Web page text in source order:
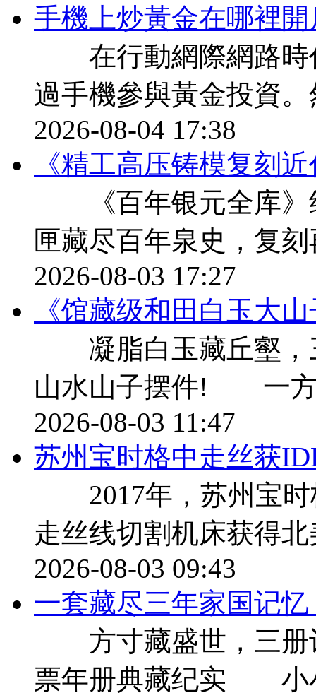
手機上炒黃金在哪裡
在行動網際網路時
過手機參與黃金投資
2026-08-04 17:38
《精工高压铸模复刻
《百年银元全库
匣藏尽百年泉史，复
2026-08-03 17:27
《馆藏级和田白玉大
凝脂白玉藏丘壑，
山水山子摆件! 一方
2026-08-03 11:47
苏州宝时格中走丝获
2017年，苏州宝时
走丝线切割机床获得
2026-08-03 09:43
一套藏尽三年家国记
方寸藏盛世，三册
票年册典藏纪实 小